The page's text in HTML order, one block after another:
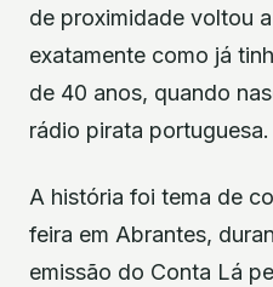
de proximidade voltou
exatamente como já
de 40 anos, quando
rádio pirata portuguesa.
A história foi tema de
feira em Abrantes,
emissão do Conta Lá